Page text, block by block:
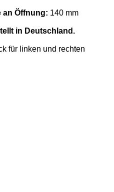
an Öffnung: 140 mm
in Deutschland.
für linken und rechten